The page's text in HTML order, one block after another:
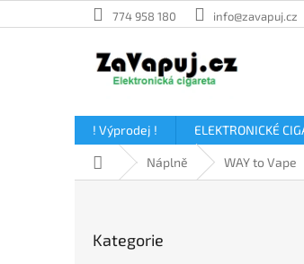
na
774 958 180 info@zavapuj.cz
! Výprodej ! ELEKTRONICKÉ
Domů Náplně WAY to Vape
kategorie
Kategorie